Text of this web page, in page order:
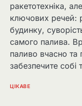
ракетотехніка,
ключових речей:
будинку,
самого палива.
паливо вчасно та
забезпечите собі
ЦІКАВЕ